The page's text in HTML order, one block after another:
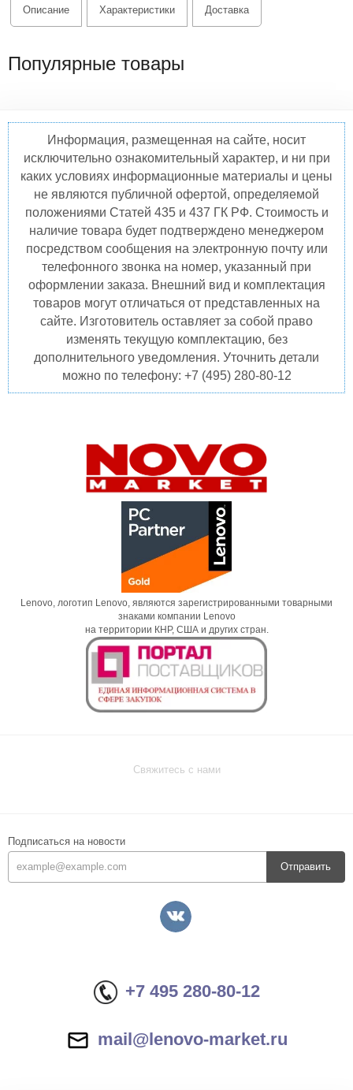
Описание Характеристики Доставка
Популярные товары
Информация, размещенная на сайте, носит
исключительно ознакомительный характер, и ни при
каких условиях информационные материалы и цены
не являются публичной офертой, определяемой
положениями Статей 435 и 437 ГК РФ. Стоимость и
наличие товара будет подтверждено менеджером
посредством сообщения на электронную почту или
телефонного звонка на номер, указанный при
оформлении заказа. Внешний вид и комплектация
товаров могут отличаться от представленных на
сайте. Изготовитель оставляет за собой право
изменять текущую комплектацию, без
дополнительного уведомления. Уточнить детали
можно по телефону: +7 (495) 280-80-12
Lenovo, логотип Lenovo, являются зарегистрированными товарными
знаками компании Lenovo
на территории КНР, США и других стран.
Свяжитесь с нами
Подписаться на новости
Отправить
+7 495 280-80-12
mail@lenovo-market.ru